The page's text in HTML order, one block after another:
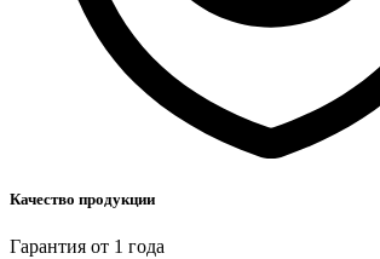
Качество продукции
Гарантия от 1 года